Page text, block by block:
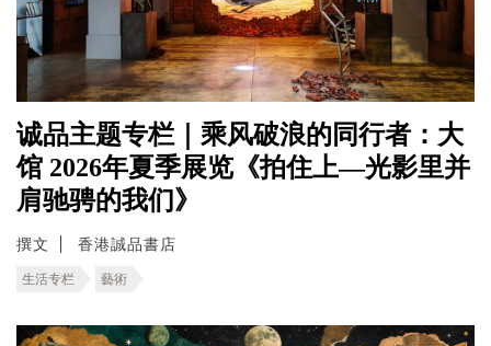
诚品主题专栏｜乘风破浪的同行者：大
馆 2026年夏季展览《拍住上—光影里并
肩驰骋的我们》
撰文 香港誠品書店
生活专栏 藝術